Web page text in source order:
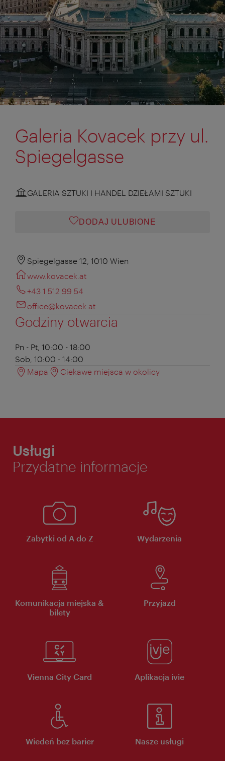
Galeria Kovacek przy ul.
Spiegelgasse
GALERIA SZTUKI I HANDEL DZIEŁAMI SZTUKI
DODAJ ULUBIONE
Spiegelgasse 12, 1010 Wien
www.kovacek.at
+43 1 512 99 54
office@kovacek.at
Godziny otwarcia
Pn - Pt, 10:00 - 18:00
Sob, 10:00 - 14:00
Mapa
Ciekawe miejsca w okolicy
Usługi
Przydatne informacje
Zabytki od A do Z Wydarzenia
Komunikacja miejska &
bilety
Przyjazd
Vienna City Card Aplikacja ivie
Wiedeń bez barier Nasze usługi